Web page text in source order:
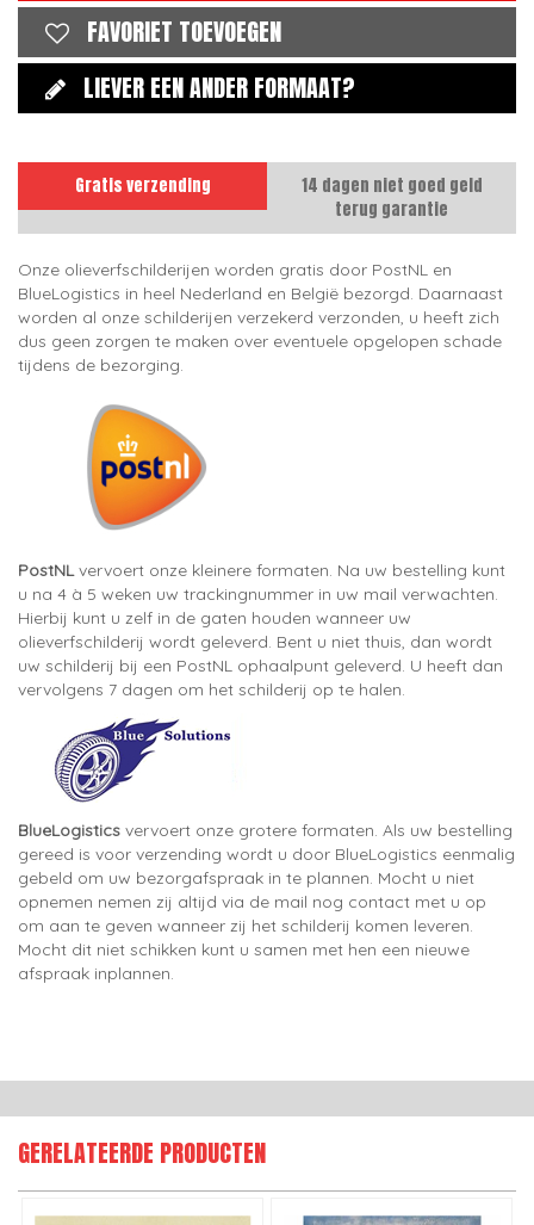
FAVORIET TOEVOEGEN
LIEVER EEN ANDER FORMAAT?
Gratis verzending
14 dagen niet goed geld
terug garantie
Onze olieverfschilderijen worden gratis door PostNL en
BlueLogistics in heel Nederland en België bezorgd. Daarnaast
worden al onze schilderijen verzekerd verzonden, u heeft zich
dus geen zorgen te maken over eventuele opgelopen schade
tijdens de bezorging.
PostNLvervoert onze kleinere formaten. Na uw bestelling kunt
u na 4 à 5 weken uw trackingnummer in uw mail verwachten.
Hierbij kunt u zelf in de gaten houden wanneer uw
olieverfschilderij wordt geleverd. Bent u niet thuis, dan wordt
uw schilderij bij een PostNL ophaalpunt geleverd. U heeft dan
vervolgens 7 dagen om het schilderij op te halen.
BlueLogistics vervoert onze grotere formaten. Als uw bestelling
gereed is voor verzending wordt u door BlueLogistics eenmalig
gebeld om uw bezorgafspraak in te plannen. Mocht u niet
opnemen nemen zij altijd via de mail nog contact met u op
om aan te geven wanneer zij het schilderij komen leveren.
Mocht dit niet schikken kunt u samen met hen een nieuwe
afspraak inplannen.
GERELATEERDE PRODUCTEN